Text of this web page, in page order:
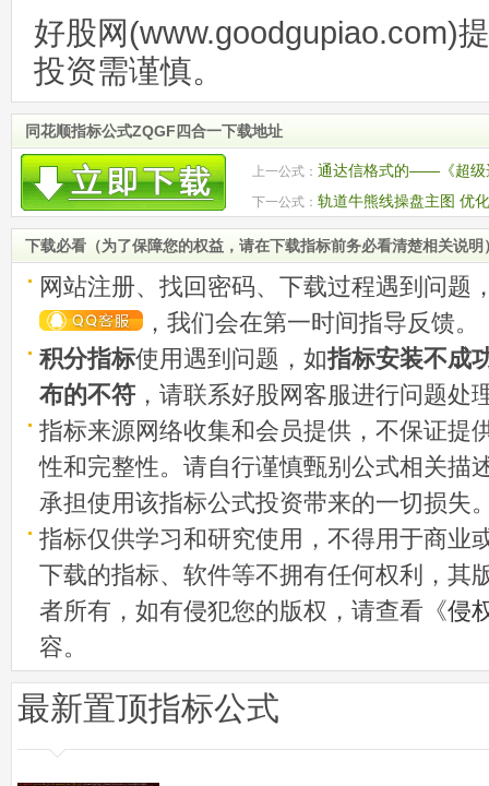
好股网(www.goodgupiao.com)
投资需谨慎。
同花顺指标公式ZQGF四合一下载地址
上一公式： 通达信格式的——《超级
下一公式： 轨道牛熊线操盘主图 优
数）
下载必看（为了保障您的权益，请在下载指标前务必看清楚相关说明
网站注册、找回密码、下载过程遇到问题
，我们会在第一时间指导反馈。
积分指标使用遇到问题，如指标安装不成
布的不符 ，请联系好股网客服进行问题处
指标来源网络收集和会员提供，不保证提
性和完整性。请自行谨慎甄别公式相关描
承担使用该指标公式投资带来的一切损失
指标仅供学习和研究使用，不得用于商业
下载的指标、软件等不拥有任何权利，其
者所有，如有侵犯您的版权，请查看《侵
容。
最新置顶指标公式